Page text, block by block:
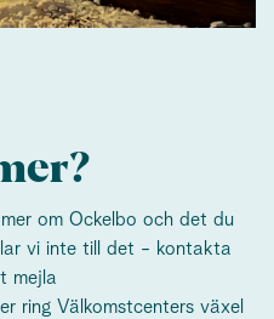
om Ockelbo och det du
vi inte till det - kontakta
mejla
ring Välkomstcenters växel